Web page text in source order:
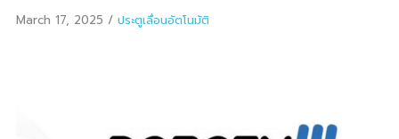
March 17, 2025 / ประตูเลื่อนอัตโนมัติ